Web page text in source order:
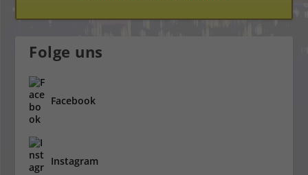
Folge uns
Facebook
Instagram